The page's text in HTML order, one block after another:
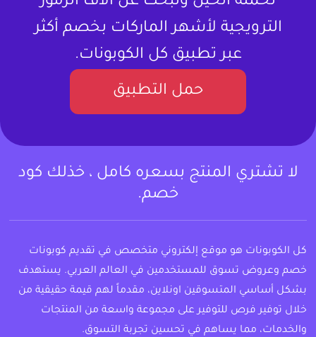
الترويجية لأشهر الماركات بخصم أكثر
عبر تطبيق كل الكوبونات.
حمل التطبيق
لا تشتري المنتج بسعره كامل ، خذلك كود
خصم.
كل الكوبونات هو موقع إلكتروني متخصص في تقديم كوبونات
خصم وعروض تسوق للمستخدمين في العالم العربي. يستهدف
بشكل أساسي المتسوقين اونلاين، مقدماً لهم قيمة حقيقية من
خلال توفير فرص للتوفير على مجموعة واسعة من المنتجات
والخدمات، مما يساهم في تحسين تجربة التسوق.